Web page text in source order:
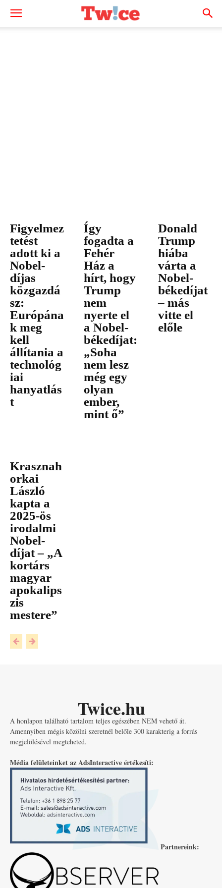
Figyelmez
tetést
adott ki a
Nobel-
díjas
közgazdá
sz:
Európána
k meg
kell
állítania a
technológ
iai
hanyatlás
t
Így
fogadta a
Fehér
Ház a
hírt, hogy
Trump
nem
nyerte el
a Nobel-
békedíjat:
„Soha
nem lesz
még egy
olyan
ember,
mint ő”
Donald
Trump
hiába
várta a
Nobel-
békedíjat
– más
vitte el
előle
Krasznah
orkai
László
kapta a
2025-ös
irodalmi
Nobel-
díjat – „A
kortárs
magyar
apokalips
zis
mestere”
Twice.hu
A honlapon található tartalom teljes egészében NEM vehető át.
Amennyiben mégis közölni szeretnél belőle 300 karakterig a forrás
megjelölésével megteheted.
Média felületeinket az AdsInteractive értékesíti:
Partnereink: